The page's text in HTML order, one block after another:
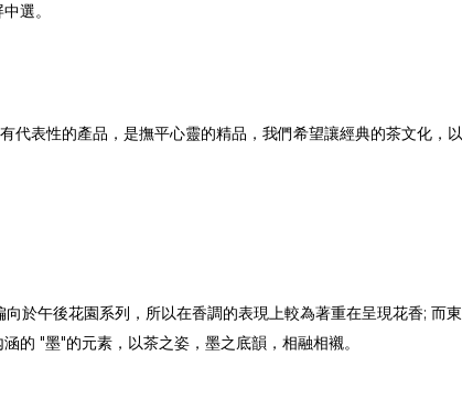
選。
代表性的產品，是撫平心靈的精品，我們希望讓經典的茶文化，
於午後花園系列，所以在香調的表現上較為著重在呈現花香; 而
的 "墨"的元素，以茶之姿，墨之底韻，相融相襯。